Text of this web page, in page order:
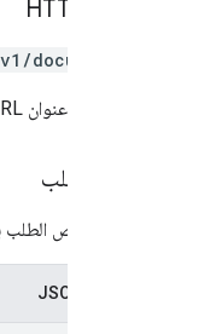
documents
يستخدِم عنوان URL بنية
نص الطلب
يتضمن نص الطلب